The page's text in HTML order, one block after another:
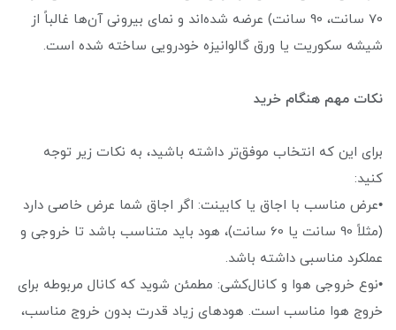
70 سانت، 90 سانت) عرضه شده‌اند و نمای بیرونی آن‌ها غالباً از
شیشه سکوریت یا ورق گالوانیزه خودرویی ساخته شده است.
نکات مهم هنگام خرید
برای این که انتخاب موفق‌تر داشته باشید، به نکات زیر توجه
کنید:
•عرض مناسب با اجاق یا کابینت: اگر اجاق شما عرض خاصی دارد
(مثلاً 90 سانت یا 60 سانت)، هود باید متناسب باشد تا خروجی و
عملکرد مناسبی داشته باشد.
•نوع خروجی هوا و کانال‌کشی: مطمئن شوید که کانال مربوطه برای
خروج هوا مناسب است. هودهای زیاد قدرت بدون خروج مناسب،